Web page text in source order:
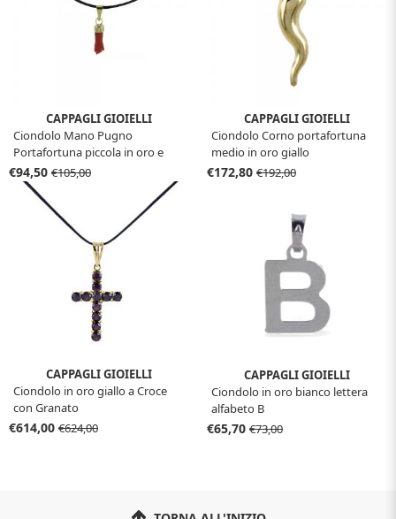
CAPPAGLI GIOIELLI
Ciondolo Mano Pugno
Portafortuna piccola in oro e
corallo
€94,50 €105,00
CAPPAGLI GIOIELLI
Ciondolo Corno portafortuna
medio in oro giallo
€172,80 €192,00
CAPPAGLI GIOIELLI
Ciondolo in oro giallo a Croce
con Granato
€614,00 €624,00
CAPPAGLI GIOIELLI
Ciondolo in oro bianco lettera
alfabeto B
€65,70 €73,00